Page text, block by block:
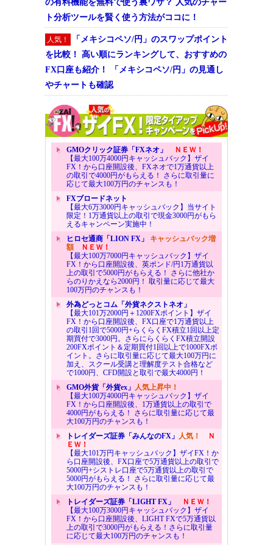
の有料機能を無料で使う裏ワザ？ 人気のチャー
ト分析ツールを賢く使う方法がココに！
人気！
「メキシコペソ/円」のスワップポイント
を比較！ 高い順にランキングして、おすすめの
FX口座も紹介！ 「メキシコペソ/円」の見通し
やチャートも確認
GMOクリック証券「FXネオ」
ＮＥＷ！
【最大100万4000円キャッシュバック】ザイ
FX！から口座開設後、FXネオで1万通貨以上
の取引で4000円がもらえる！ さらに取引量に
応じて最大100万円のチャンスも！
FXブロードネット
【最大6万3000円キャッシュバック】当サイト
限定！1万通貨以上の取引で現金3000円がもら
えるキャンペーン実施中！
ヒロセ通商「LION FX」 キャッシュバック増
額ＮＥＷ！
【最大100万7000円キャッシュバック】ザイ
FX！から口座開設後、英ポンド/円1万通貨以
上の取引で5000円がもらえる！ さらに他社か
らのりかえなら2000円！ 取引量に応じて最大
100万円のチャンスも！
外為どっとコム「外貨ネクストネオ」
【最大101万2000円＋1200FXポイント】ザイ
FX！から口座開設後、FX口座で1万通貨以上
の取引1回で5000円+らくらくFX積立1回以上定
期買付で3000円。さらにらくらくFX積立開設
200FXポイント＆定期買付1回以上で1000FXポ
イント。さらに取引量に応じて最大100万円に
加え、スクール受講と理解度テスト合格など
で1000円、CFD開設と取引で最大4000円！
GMO外貨「外貨ex」 人気上昇中！
【最大100万4000円キャッシュバック】ザイ
FX！から口座開設後、1万通貨以上の取引で
4000円がもらえる！ さらに取引量に応じて最
大100万円のチャンスも！
トレイダーズ証券「みんなのFX」 人気！
Ｎ
ＥＷ！
【最大101万円キャッシュバック】ザイFX！か
ら口座開設後、FX口座で5万通貨以上の取引で
5000円+シストレ口座で5万通貨以上の取引で
5000円がもらえる！ さらに取引量に応じて最
大100万円のチャンスも！
トレイダーズ証券「LIGHT FX」
ＮＥＷ！
【最大100万3000円キャッシュバック】ザイ
FX！から口座開設後、LIGHT FXで5万通貨以
上の取引で3000円がもらえる！さらに取引量
に応じて最大100万円のチャンスも！